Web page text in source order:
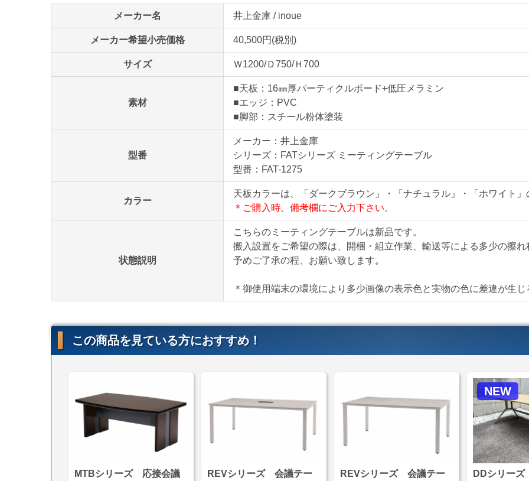
天板カラーは、「ダー
＊ご購入時、備考欄に
全国一律 2000円/台（
東京都内 5,000円から
＊お客様のご要望に
自社便についてはこち
メーカーからの直送
店頭在庫品よりもお
予めご了承の程、お
メーカー名 井上金庫 / inoue
メーカー希望小売価格 40,500円(税別)
サイズ Ｗ1200/Ｄ750/Ｈ700
素材
■天板：16㎜厚パーティクルボード+低圧メラミン
■エッジ：PVC
■脚部：スチール粉体塗装
型番
メーカー：井上金庫
シリーズ：FATシリーズ ミーティングテーブル
型番：FAT-1275
カラー
天板カラーは、「ダークブラウン」・「ナチュラル」・「ホワイト
＊ご購入時、備考欄にご入力下さい。
状態説明
こちらのミーティングテーブルは新品です。
搬入設置をご希望の際は、開梱・組立作業、輸送等による多少の擦
予めご了承の程、お願い致します。
＊御使用端末の環境により多少画像の表示色と実物の色に差違が生
この商品を見ている方におすすめ！
MTBシリーズ 応接会議
REVシリーズ 会議テー
REVシリーズ 会議テー
NEW
DDシリー